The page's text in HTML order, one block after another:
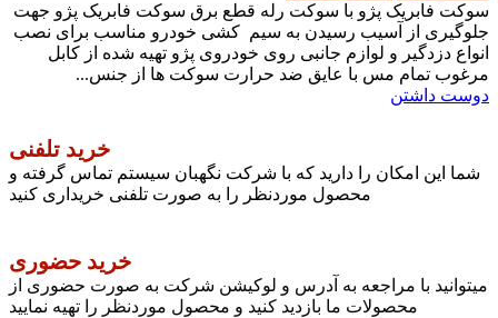
سوکت فابریک پژو با سوکت رله قطع برق سوکت فابریک پژو جهت
جلوگیری از آسیب رسیدن به سیم کشی خودرو مناسب برای نصب
انواع دزدگیر و لوازم جانبی روی خودروی پژو تهیه شده از کابل
مرغوب تمام مس با عایق ضد حرارت سوکت ها از جنس...
دوست داشتن
خرید تلفنی
شما این امکان را دارید که با شرکت نگهبان سیستم تماس گرفته و
محصول موردنظر را به صورت تلفنی خریداری کنید
خرید حضوری
میتوانید با مراجعه به آدرس و لوکیشن شرکت به صورت حضوری از
محصولات ما بازدید کنید و محصول موردنظر را تهیه نمایید